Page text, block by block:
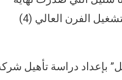
يوليو الماضي و التي أكدت استقرار الإنتاج و توفير الفحم اللازم لتشغيل الفرن العالي (4)
بإعداد دراسة تأهيل